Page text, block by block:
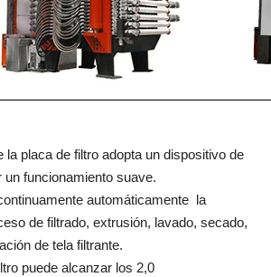
placa de filtro adopta un dispositivo de
un funcionamiento suave.
automáticamente la
de filtrado, extrusión, lavado, secado,
de tela filtrante.
puede alcanzar los 2,0